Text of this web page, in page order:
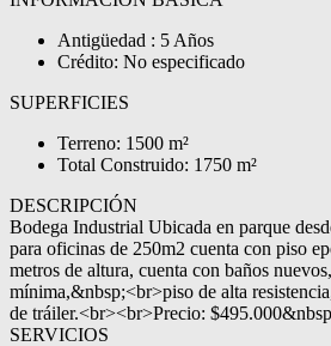
Antigüedad : 5 Años
Crédito: No especificado
SUPERFICIES
Terreno: 1500 m²
Total Construido: 1750 m²
DESCRIPCIÓN
Bodega Industrial Ubicada en parque
para oficinas de 250m2 cuenta con piso
metros de altura, cuenta con baños
mínima,&nbsp;<br>piso de alta
de tráiler.<br><br>Precio:
SERVICIOS